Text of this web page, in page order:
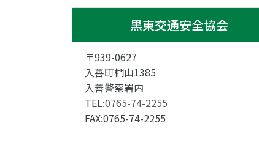
黒東交通安全協会
〒939-0627
入善町椚山1385
入善警察署内
TEL:0765-74-2255
FAX:0765-74-2255